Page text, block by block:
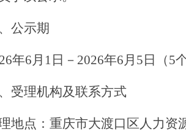
公示期
26年6月 1 日 － 2026年6月 5 日（5
受理机构及联系方式
地点：重庆市大渡口区人力资